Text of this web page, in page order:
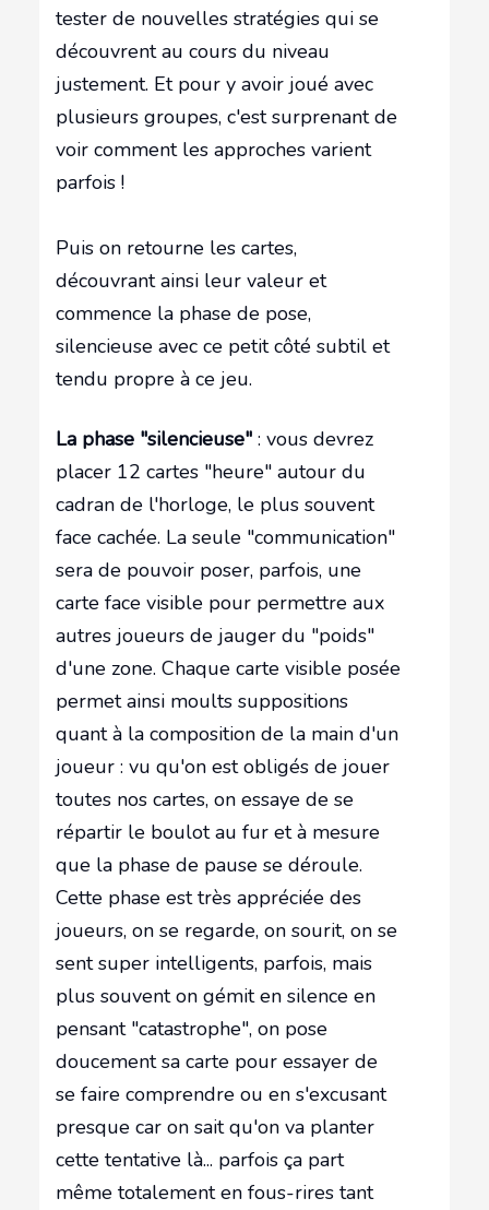
tester de nouvelles stratégies qui se
découvrent au cours du niveau
justement. Et pour y avoir joué avec
plusieurs groupes, c'est surprenant de
voir comment les approches varient
parfois !
Puis on retourne les cartes,
découvrant ainsi leur valeur et
commence la phase de pose,
silencieuse avec ce petit côté subtil et
tendu propre à ce jeu.
La phase "silencieuse": vous devrez
placer 12 cartes "heure" autour du
cadran de l'horloge, le plus souvent
face cachée. La seule "communication"
sera de pouvoir poser, parfois, une
carte face visible pour permettre aux
autres joueurs de jauger du "poids"
d'une zone. Chaque carte visible posée
permet ainsi moults suppositions
quant à la composition de la main d'un
joueur : vu qu'on est obligés de jouer
toutes nos cartes, on essaye de se
répartir le boulot au fur et à mesure
que la phase de pause se déroule.
Cette phase est très appréciée des
joueurs, on se regarde, on sourit, on se
sent super intelligents, parfois, mais
plus souvent on gémit en silence en
pensant "catastrophe", on pose
doucement sa carte pour essayer de
se faire comprendre ou en s'excusant
presque car on sait qu'on va planter
cette tentative là... parfois ça part
même totalement en fous-rires tant